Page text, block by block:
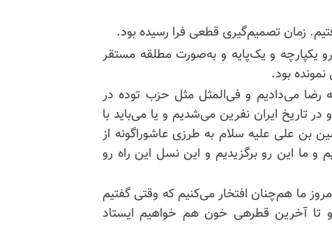
زمان تصمیم‌گیری قطعی فرا رسیده بود.
یکپارچه و یک‌پایه و به‌صورت مطلقه مستقر
بود.
رضا می‌دادیم و فی‌المثل مثل حزب توده در
و در تاریخ ایران نفرین می‌شدیم و یا می‌باید با
بن علی علیه سلام به طرزی عاشوراگونه از
ما این رو برگزیدیم و این نسل این راه رو
ما هم‌چنان افتخار می‌کنیم که وقتی گفتیم
تا آخرین قطرهی خون هم خواهیم ایستاد